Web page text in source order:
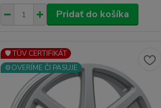
Pridať do košíka
🛡️ TÜV CERTIFIKÁT
⚙️OVERÍME ČI PASUJE